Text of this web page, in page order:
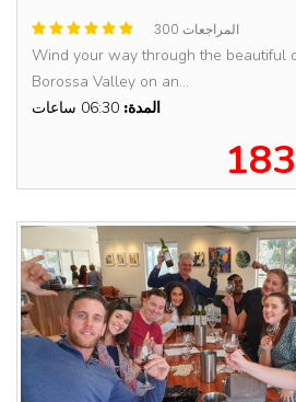
300 المراجعات
Wind your way through the beautiful
Borossa Valley on an...
المدة: